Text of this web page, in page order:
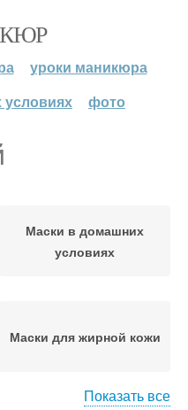
уроки маникюра
фото
Маски в домашних
условиях
Маски для жирной кожи
Показать все